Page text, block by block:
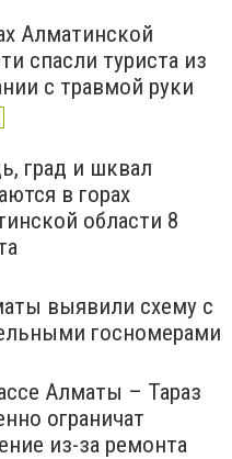
Алматинской
спасли туриста из
с травмой руки
град и шквал
в горах
области 8
выявили схему с
госномерами
Алматы – Тараз
ограничат
из-за ремонта